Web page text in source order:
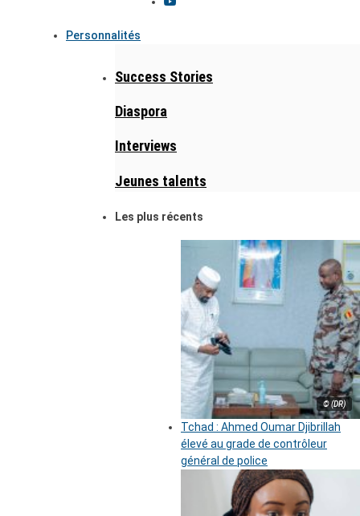
Personnalités
Success Stories
Diaspora
Interviews
Jeunes talents
Les plus récents
© (DR)
Tchad : Ahmed Oumar Djibrillah
élevé au grade de contrôleur
général de police